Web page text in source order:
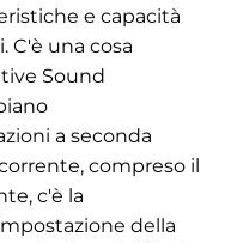
e capacità
C'è una cosa
Sound
a seconda
compreso il
c'è la
della